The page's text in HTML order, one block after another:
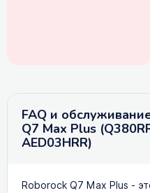
FAQ и
Q7 Max Plus
AED03HRR)
Roborock Q7 Max Plus -